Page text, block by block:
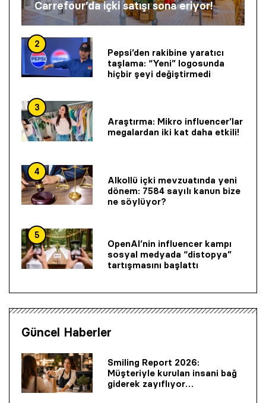
Carrefour’da içki satışı sona eriyor!
2
Pepsi’den rakibine yaratıcı
taşlama: “Yeni” logosunda
hiçbir şeyi değiştirmedi
3
Araştırma: Mikro influencer’lar
megalardan iki kat daha etkili!
4
Alkollü içki mevzuatında yeni
dönem: 7584 sayılı kanun bize
ne söylüyor?
5
OpenAI’nin influencer kampı
sosyal medyada “distopya”
tartışmasını başlattı
Güncel Haberler
Smiling Report 2026:
Müşteriyle kurulan insani bağ
giderek zayıflıyor…